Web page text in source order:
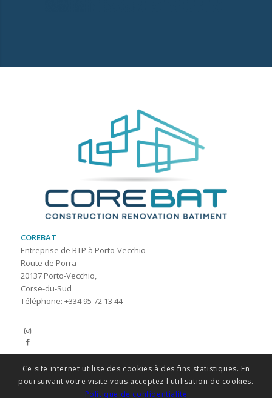
COREBAT
Entreprise de BTP à Porto-Vecchio
Route de Porra
20137 Porto-Vecchio,
Corse-du-Sud
Téléphone: +334 95 72 13 44
Ce site internet utilise des cookies à des fins statistiques. En
poursuivant votre visite vous acceptez l'utilisation de cookies.
Politique de confidentialité